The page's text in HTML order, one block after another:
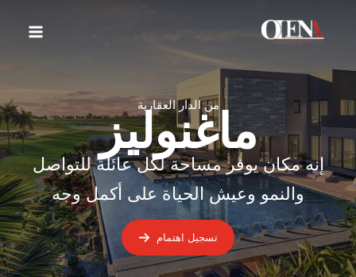
المحتوى
من الدار العقارية
ماغنوليز
إنه مكان يوفر مساحة لكل عائلة للتواصل
والنمو وعيش الحياة على أكمل وجه
تسجيل اهتمام